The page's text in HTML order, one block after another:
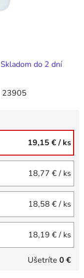
Skladom do 2 dní
23905
19,15 €/ ks
18,77 €/ ks
18,58 €/ ks
18,19 €/ ks
Ušetríte 0 €